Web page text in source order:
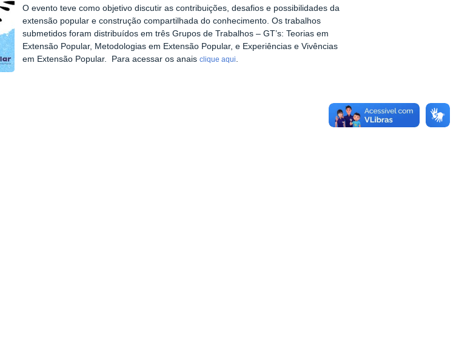
O evento teve como objetivo discutir as contribuições, desafios e possibilidades da
extensão popular e construção compartilhada do conhecimento. Os trabalhos
submetidos foram distribuídos em três Grupos de Trabalhos – GT’s: Teorias em
Extensão Popular, Metodologias em Extensão Popular, e Experiências e Vivências
em Extensão Popular. Para acessar os anais clique aqui